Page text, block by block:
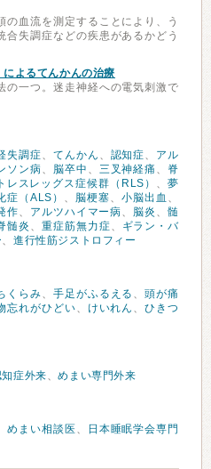
血流を測定することにより、う
失調症などの疾患があるかどう
よるてんかんの治療
の一つ。迷走神経への電気刺激で
失調症、 てんかん 、 認知症、 アル
ソン病、 脳卒中 、 三叉神経痛 、 脊
レスレッグス症候群（RLS） 、夢
症（ALS） 、 脳梗塞、小脳出血 、
作、 アルツハイマー病、 脳炎 、髄
髄炎 、 重症筋無力症、
ギラン・バ
、進行性筋ジストロフィー
くらみ、 手足がふるえる 、頭が痛
忘れがひどい、 けいれん 、ひきつ
症外来、めまい専門外来
めまい相談医 、
日本睡眠学会専門